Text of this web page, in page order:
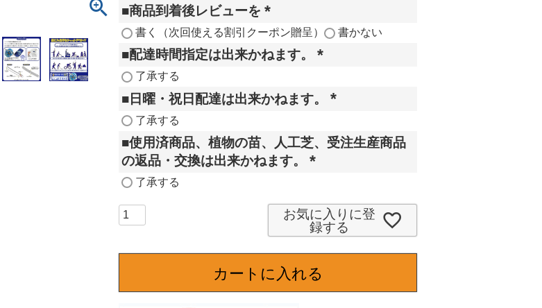
■商品到着後レビューを
(
須
書く（次回使える割引クーポン贈呈） 書かない
■配達時間指定は出来かねます。
須
了承する
■日曜・祝日配達は出来かねます。
必
須
了承する
■使用済商品、植物の苗、人工芝、受注生産商品
の返品・交換は出来かねます。
須
)
了承する
お気に入りに登
録する
カートに入れる